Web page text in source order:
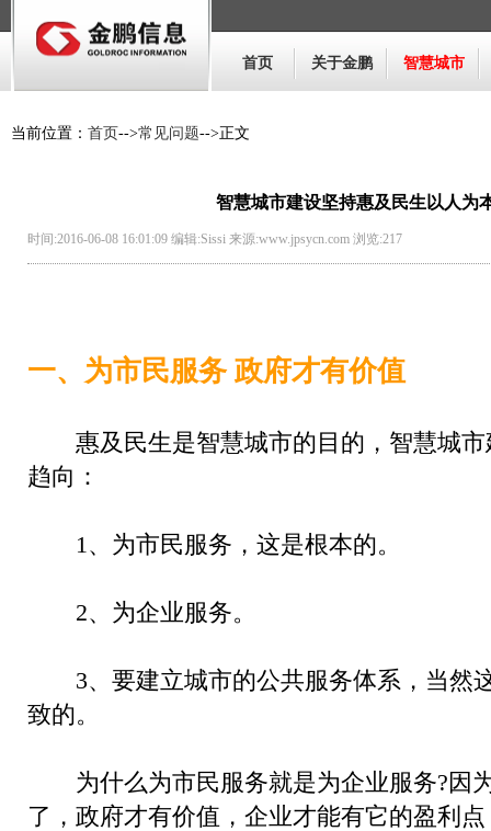
首页 关于金鹏 智慧城市
当前位置： 首页-->常见问题-->正文
智慧城市建设坚持惠及民生以人为
时间:2016-06-08 16:01:09 编辑:Sissi 来源:www.jpsycn.com 浏览:217
一、为市民服务 政府才有价值
惠及民生是智慧城市的目的，智慧城市
趋向：
1、为市民服务，这是根本的。
2、为企业服务。
3、要建立城市的公共服务体系，当然
致的。
为什么为市民服务就是为企业服务?因
了，政府才有价值，企业才能有它的盈利